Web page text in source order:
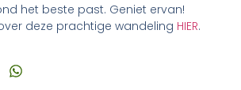
het beste past. Geniet ervan!
deze prachtige wandeling HIER.